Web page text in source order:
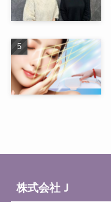
株式会社Ｊ